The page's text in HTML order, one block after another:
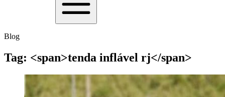
Blog
Tag: <span>tenda inflável rj</span>